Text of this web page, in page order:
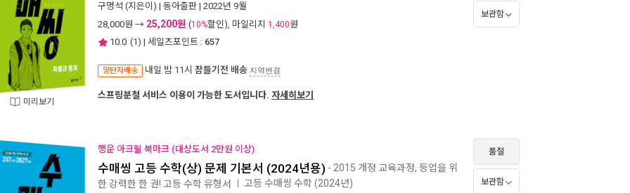
미리보기
구명석 (지은이) | 동아출판 | 2022년 9월
28,000원 → 25,200원 (10%할인), 마일리지 1,400원
10.0 (1) | 세일즈포인트 : 657
양탄자배송 내일 밤 11시 잠들기전 배송 지역변경
보관함
스프링분철 서비스 이용이 가능한 도서입니다. 자세히보기
행운 아크릴 북마크 (대상도서 2만원 이상)
수매씽 고등 수학(상) 문제 기본서 (2024년용) - 2015 개정 교육과정, 등업을 위
한 강력한 한 권! 고등 수학 유형서 고등 수매씽 수학 (2024년)
품절
보관함